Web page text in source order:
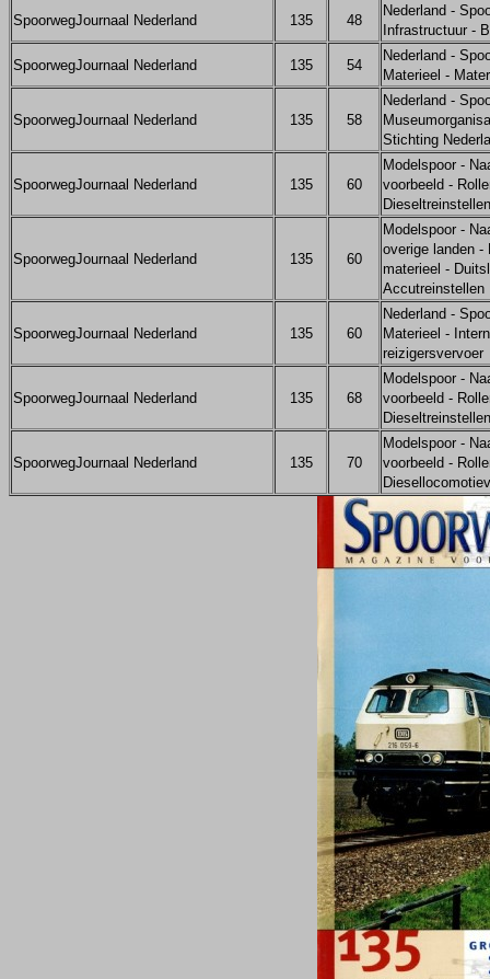
SpoorwegJournaal Nederland 135 48
Nederland -
Infrastructuur -
SpoorwegJournaal Nederland 135 54
Nederland -
Materieel -
SpoorwegJournaal Nederland 135 58
Nederland -
Stichting
SpoorwegJournaal Nederland 135 60
Modelspoor -
voorbeeld -
Dieseltreinstellen
SpoorwegJournaal Nederland 135 60
Modelspoor -
overige landen -
materieel -
Accutreinstellen
SpoorwegJournaal Nederland 135 60
Nederland -
Materieel -
reizigersvervoer
SpoorwegJournaal Nederland 135 68
Modelspoor -
voorbeeld -
Dieseltreinstellen
SpoorwegJournaal Nederland 135 70
Modelspoor -
voorbeeld -